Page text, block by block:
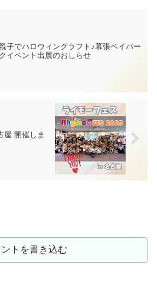
子でハロウィンクラフト♪幕張ベイパー
クイベント出展のおしらせ
屋 開催しま
ントを書き込む